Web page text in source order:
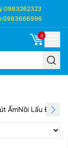
0983262323
0983666996
0
ẨmNồi Lẩu Điện